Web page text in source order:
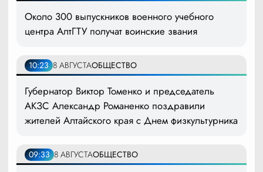
Около 300 выпускников военного учебного
центра АлтГТУ получат воинские звания
10:23 8 АВГУСТАОБЩЕСТВО
Губернатор Виктор Томенко и председатель
АКЗС Александр Романенко поздравили
жителей Алтайского края с Днем физкультурника
09:33 8 АВГУСТАОБЩЕСТВО